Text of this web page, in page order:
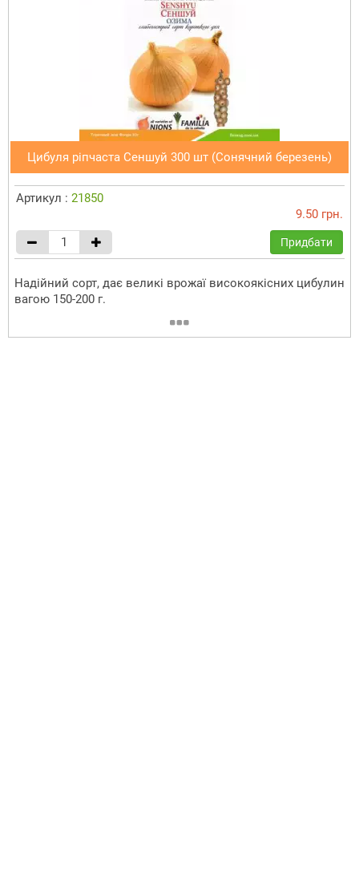
Цибуля ріпчаста Сеншуй 300 шт (Сонячний березень)
Артикул : 21850
9.50 грн.
Придбати
Надійний сорт, дає великі врожаї високоякісних цибулин
вагою 150-200 г.